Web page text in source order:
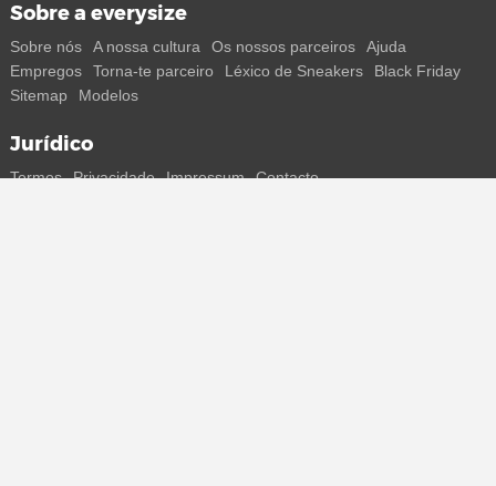
Sobre a everysize
Sobre nós A nossa cultura Os nossos parceiros
Ajuda
Empregos
Torna-te parceiro Léxico de Sneakers
Black Friday
Sitemap
Modelos
Jurídico
Termos Privacidade Impressum Contacto